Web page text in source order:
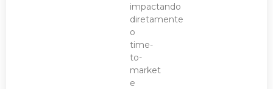
impactando
diretamente
o
time-
to-
market
e